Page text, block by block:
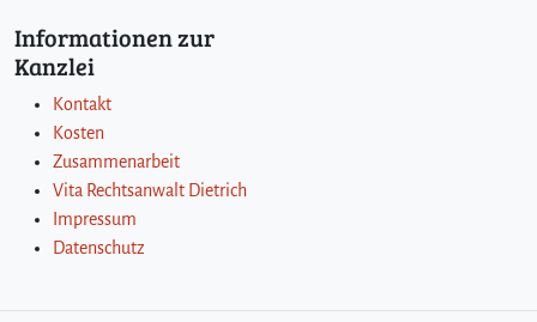
Informationen zur
Kanzlei
Kontakt
Kosten
Zusammenarbeit
Vita Rechtsanwalt Dietrich
Impressum
Datenschutz